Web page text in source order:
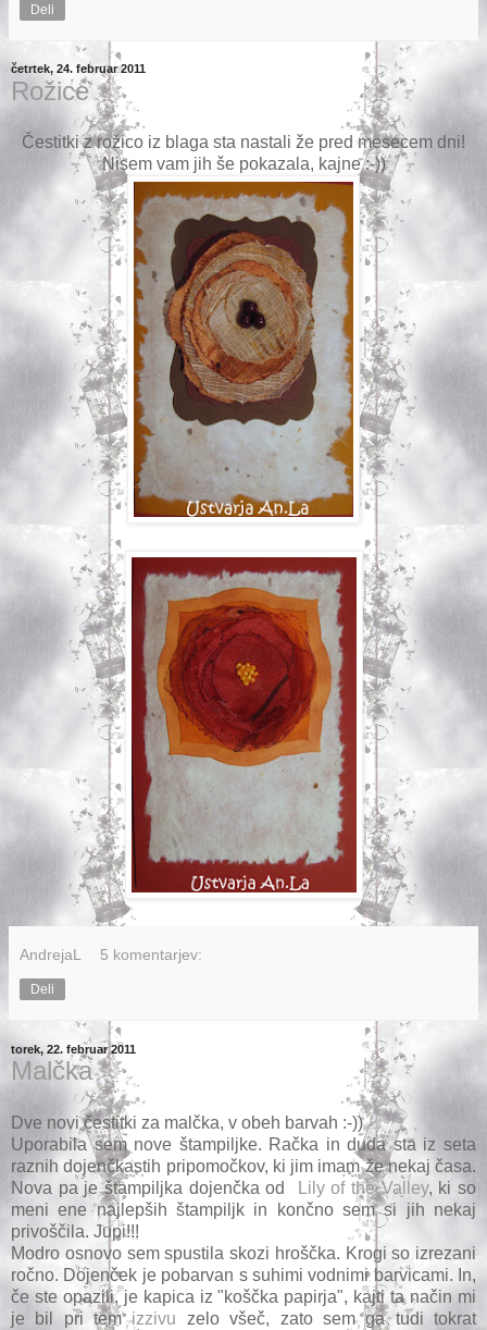
Deli
četrtek, 24. februar 2011
Rožice
Čestitki z rožico iz blaga sta nastali že pred mesecem dni!
Nisem vam jih še pokazala, kajne :-))
AndrejaL 5 komentarjev:
Deli
torek, 22. februar 2011
Malčka
Dve novi čestitki za malčka, v obeh barvah :-))
Uporabila sem nove štampiljke. Račka in duda sta iz seta
raznih dojenčkastih pripomočkov, ki jim imam že nekaj časa.
Nova pa je štampiljka dojenčka od
Lily of the Valley, ki so
meni ene najlepših štampiljk in končno sem si jih nekaj
privoščila. Jupi!!!
Modro osnovo sem spustila skozi hroščka. Krogi so izrezani
ročno. Dojenček je pobarvan s suhimi vodnimi barvicami. In,
če ste opazili, je kapica iz "koščka papirja", kajti ta način mi
je bil pri temizzivu zelo všeč, zato sem ga tudi tokrat